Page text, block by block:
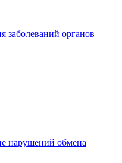
заболеваний органов
нарушений обмена